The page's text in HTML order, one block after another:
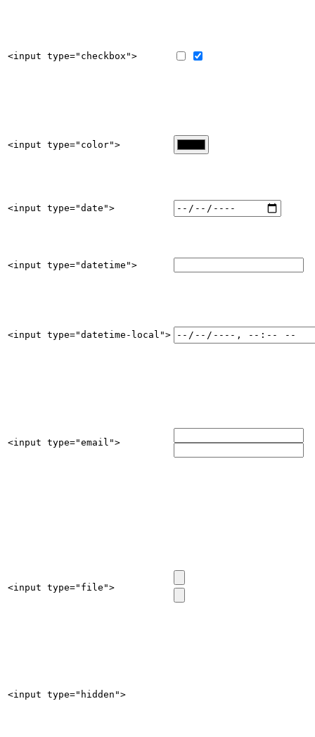
<input type="checkbox">
<input type="color">
<input type="date">
<input type="datetime">
<input type="datetime-local">
<input type="email">
<input type="file">
<input type="hidden">